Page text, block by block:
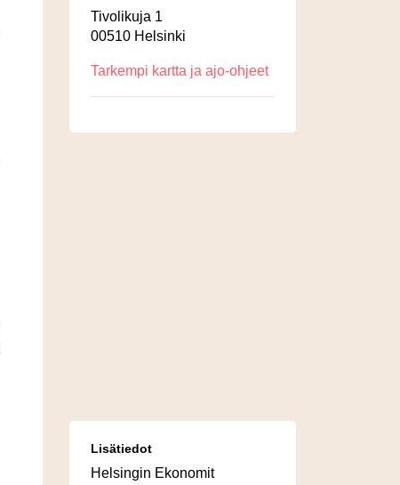
Tivolikuja 1
00510 Helsinki
Tarkempi kartta ja ajo-ohjeet
Lisätiedot
Helsingin Ekonomit